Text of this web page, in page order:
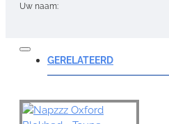
Uw naam:
Opmerking:
GERELATEERD